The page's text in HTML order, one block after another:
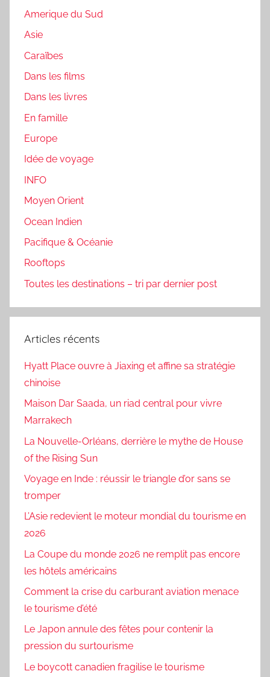
Amerique du Sud
Asie
Caraïbes
Dans les films
Dans les livres
En famille
Europe
Idée de voyage
INFO
Moyen Orient
Ocean Indien
Pacifique & Océanie
Rooftops
Toutes les destinations – tri par dernier post
Articles récents
Hyatt Place ouvre à Jiaxing et affine sa stratégie
chinoise
Maison Dar Saada, un riad central pour vivre
Marrakech
La Nouvelle-Orléans, derrière le mythe de House
of the Rising Sun
Voyage en Inde : réussir le triangle d’or sans se
tromper
L’Asie redevient le moteur mondial du tourisme en
2026
La Coupe du monde 2026 ne remplit pas encore
les hôtels américains
Comment la crise du carburant aviation menace
le tourisme d’été
Le Japon annule des fêtes pour contenir la
pression du surtourisme
Le boycott canadien fragilise le tourisme